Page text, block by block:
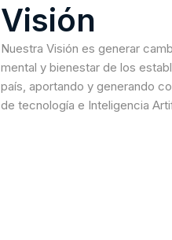
Visión
Nuestra Visión es generar
mental y bienestar de los
país, aportando y generando
de tecnología e Inteligencia